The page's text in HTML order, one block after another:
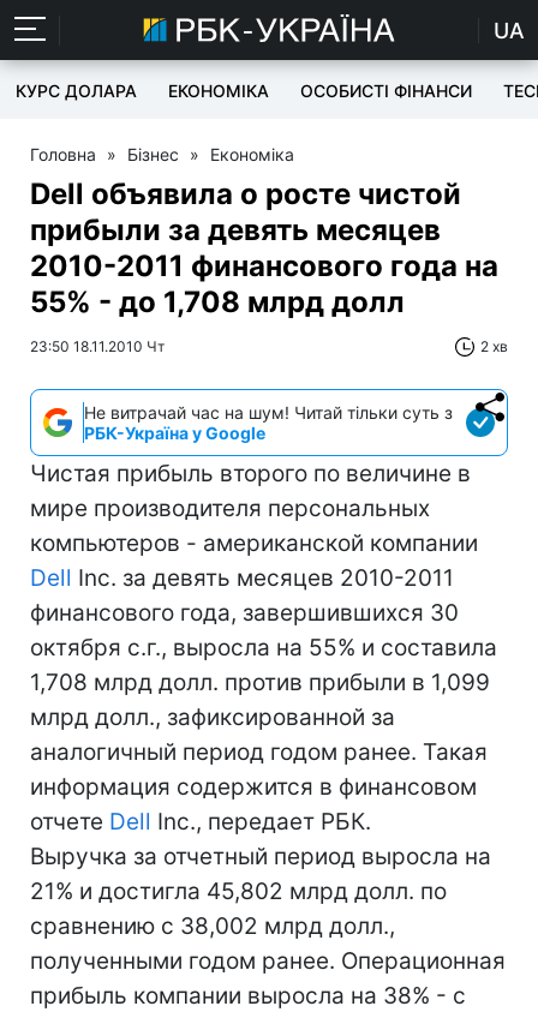
UA
КУРС ДОЛАРА ЕКОНОМІКА ОСОБИСТІ ФІНАНСИ
Головна » Бізнес » Економіка
Dell объявила о росте чистой
прибыли за девять месяцев
2010-2011 финансового года на
55% - до 1,708 млрд долл
23:50 18.11.2010 Чт 2 хв
Не витрачай час на шум! Читай тільки суть з
РБК-Україна у Google
Чистая прибыль второго по величине в
мире производителя персональных
компьютеров - американской компании
Dell Inc. за девять месяцев 2010-2011
финансового года, завершившихся 30
октября с.г., выросла на 55% и составила
1,708 млрд долл. против прибыли в 1,099
млрд долл., зафиксированной за
аналогичный период годом ранее. Такая
информация содержится в финансовом
отчете Dell Inc., передает РБК.
Выручка за отчетный период выросла на
21% и достигла 45,802 млрд долл. по
сравнению с 38,002 млрд долл.,
полученными годом ранее. Операционная
прибыль компании выросла на 38% - с